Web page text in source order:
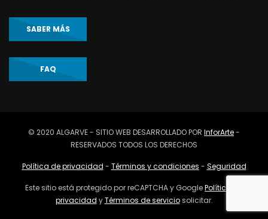
SABER MÁS
FAQ
© 2020 ALGARVE - SITIO WEB DESARROLLADO POR InforArte-
RESERVADOS TODOS LOS DERECHOS
Política de privacidad - Términos y condiciones - Seguridad
Este sitio está protegido por reCAPTCHA y GooglePolítica de
privacidad yTérminos de serviciosolicitar.